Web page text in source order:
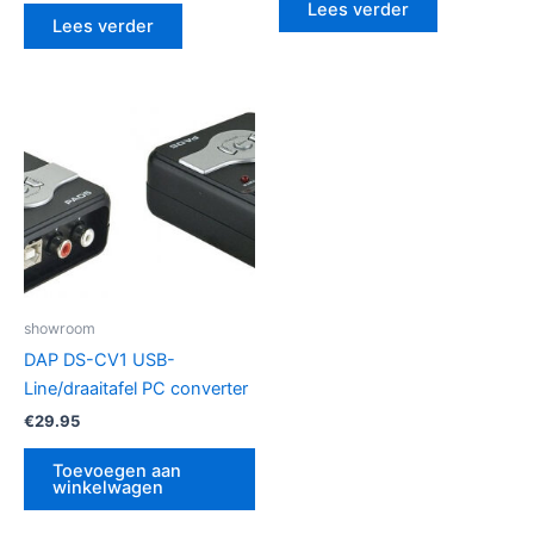
Lees verder
Lees verder
showroom
DAP DS-CV1 USB-
Line/draaitafel PC converter
€29.95
Toevoegen aan
winkelwagen